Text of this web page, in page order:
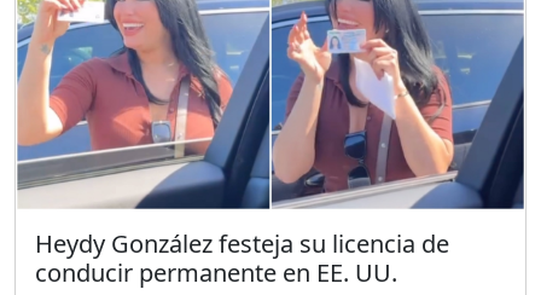
Heydy González festeja su licencia de
conducir permanente en EE. UU.